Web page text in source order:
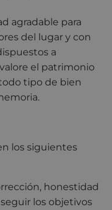
agradable para
del lugar y con
a
el patrimonio
tipo de bien
los siguientes
honestidad
los objetivos